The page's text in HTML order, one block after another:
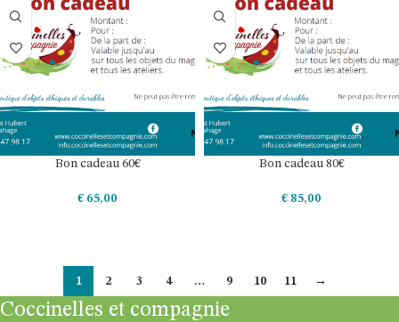
Bon cadeau 60€
€ 65,00
Bon cadeau 80€
€ 85,00
1 2 3 4 … 9 10 11 →
Coccinelles et compagnie